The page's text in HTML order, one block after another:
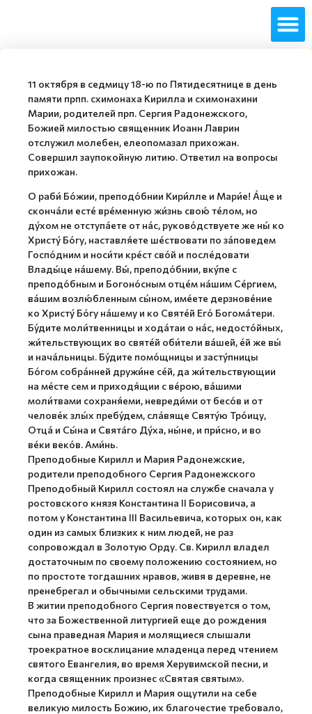
11 октября в седмицу 18-ю по Пятидесятнице в день
памяти прпп. схимонаха Кирилла и схимонахини
Марии, родителей прп. Сергия Радонежского,
Божией милостью священник Иоанн Лаврин
отслужил молебен, елеопомазал прихожан.
Совершил заупокойную литию. Ответил на вопросы
прихожан.
О раби́ Бо́жии, преподо́бнии Кири́лле и Мари́е! А́ще и
сконча́ли есте́ вре́менную жи́знь свою́ те́лом, но
ду́хом не отступа́ете от на́с, руково́дствуете же ны́ ко
Христу́ Бо́гу, наставля́ете ше́ствовати по за́поведем
Госпо́дним и носи́ти кре́ст сво́й и после́довати
Влады́це на́шему. Вы́, преподо́бнии, вку́пе с
преподо́бным и Богоно́сным отце́м на́шим Се́ргием,
ва́шим возлю́бленным сы́ном, име́ете дерзнове́ние
ко Христу́ Бо́гу на́шему и ко Святе́й Его́ Богома́тери.
Бу́дите моли́твенницы и хода́таи о на́с, недосто́йных,
жи́тельствующих во святе́й оби́тели ва́шей, е́й же вы́
и нача́льницы. Бу́дите помо́щницы и засту́пницы
Бо́гом собра́нней дружи́не се́й, да жи́тельствующии
на ме́сте сем и приходя́щии с ве́рою, ва́шими
моли́твами сохраня́еми, невреди́ми от бесо́в и от
челове́к злы́х пребу́дем, сла́вяще Святу́ю Тро́ицу,
Отца́ и Сы́на и Свята́го Ду́ха, ны́не, и при́сно, и во
ве́ки веко́в. Ами́нь.
Преподобные Кирилл и Мария Радонежские,
родители преподобного Сергия Радонежского
Преподобный Кирилл состоял на службе сначала у
ростовского князя Константина II Борисовича, а
потом у Константина III Васильевича, которых он, как
один из самых близких к ним людей, не раз
сопровождал в Золотую Орду. Св. Кирилл владел
достаточным по своему положению состоянием, но
по простоте тогдашних нравов, живя в деревне, не
пренебрегал и обычными сельскими трудами.
В житии преподобного Сергия повествуется о том,
что за Божественной литургией еще до рождения
сына праведная Мария и молящиеся слышали
троекратное восклицание младенца перед чтением
святого Евангелия, во время Херувимской песни, и
когда священник произнес «Святая святым».
Преподобные Кирилл и Мария ощутили на себе
великую милость Божию, их благочестие требовало,